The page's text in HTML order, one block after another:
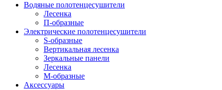
Водяные полотенцесушители
Лесенка
П-образные
Электрические полотенцесушители
S-образные
Вертикальная лесенка
Зеркальные панели
Лесенка
М-образные
Аксессуары